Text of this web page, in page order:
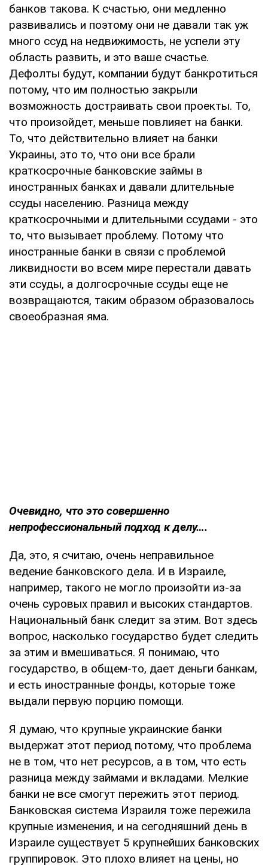
банков такова. К счастью, они медленно
развивались и поэтому они не давали так уж
много ссуд на недвижимость, не успели эту
область развить, и это ваше счастье.
Дефолты будут, компании будут банкротиться
потому, что им полностью закрыли
возможность достраивать свои проекты. То,
что произойдет, меньше повлияет на банки.
То, что действительно влияет на банки
Украины, это то, что они все брали
краткосрочные банковские займы в
иностранных банках и давали длительные
ссуды населению. Разница между
краткосрочными и длительными ссудами - это
то, что вызывает проблему. Потому что
иностранные банки в связи с проблемой
ликвидности во всем мире перестали давать
эти ссуды, а долгосрочные ссуды еще не
возвращаются, таким образом образовалось
своеобразная яма.
Очевидно, что это совершенно
непрофессиональный подход к делу….
Да, это, я считаю, очень неправильное
ведение банковского дела. И в Израиле,
например, такого не могло произойти из-за
очень суровых правил и высоких стандартов.
Национальный банк следит за этим. Вот здесь
вопрос, насколько государство будет следить
за этим и вмешиваться. Я понимаю, что
государство, в общем-то, дает деньги банкам,
и есть иностранные фонды, которые тоже
выдали первую порцию помощи.
Я думаю, что крупные украинские банки
выдержат этот период потому, что проблема
не в том, что нет ресурсов, а в том, что есть
разница между займами и вкладами. Мелкие
банки не все смогут пережить этот период.
Банковская система Израиля тоже пережила
крупные изменения, и на сегодняшний день в
Израиле существует 5 крупнейших банковских
группировок. Это плохо влияет на цены, но